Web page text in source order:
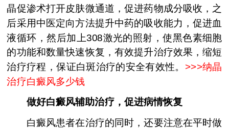
晶促渗术打开皮肤微通道，促进药物成分吸收，之
后采用中医定向方法提升中药的吸收能力，促进血
液循环，然后加上308激光的照射，使黑色素细胞
的功能和数量快速恢复，有效提升治疗效果，缩短
治疗疗程，保证白斑治疗的安全有效性。 >>>纳晶
治疗白癜风多少钱
做好白癜风辅助治疗，促进病情恢复
白癜风患者在治疗的同时，还要注意在平时做